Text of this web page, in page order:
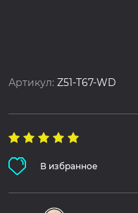
Артикул:Z51-T67-WD
В избранное